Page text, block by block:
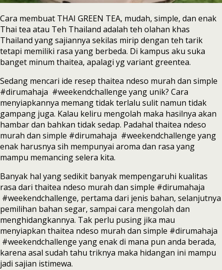
Cara membuat THAI GREEN TEA, mudah, simple, dan enak
Thai tea atau Teh Thailand adalah teh olahan khas
Thailand yang sajiannya sekilas mirip dengan teh tarik
tetapi memiliki rasa yang berbeda. Di kampus aku suka
banget minum thaitea, apalagi yg variant greentea.
Sedang mencari ide resep thaitea ndeso murah dan simple
#dirumahaja #weekendchallenge yang unik? Cara
menyiapkannya memang tidak terlalu sulit namun tidak
gampang juga. Kalau keliru mengolah maka hasilnya akan
hambar dan bahkan tidak sedap. Padahal thaitea ndeso
murah dan simple #dirumahaja #weekendchallenge yang
enak harusnya sih mempunyai aroma dan rasa yang
mampu memancing selera kita.
Banyak hal yang sedikit banyak mempengaruhi kualitas
rasa dari thaitea ndeso murah dan simple #dirumahaja
#weekendchallenge, pertama dari jenis bahan, selanjutnya
pemilihan bahan segar, sampai cara mengolah dan
menghidangkannya. Tak perlu pusing jika mau
menyiapkan thaitea ndeso murah dan simple #dirumahaja
#weekendchallenge yang enak di mana pun anda berada,
karena asal sudah tahu triknya maka hidangan ini mampu
jadi sajian istimewa.